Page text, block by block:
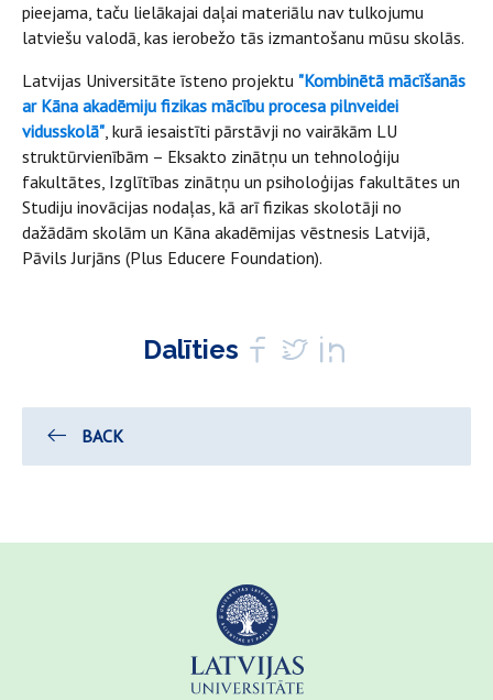
pieejama, taču lielākajai daļai materiālu nav tulkojumu
latviešu valodā, kas ierobežo tās izmantošanu mūsu skolās.
Latvijas Universitāte īsteno projektu "Kombinētā mācīšanās
ar Kāna akadēmiju fizikas mācību procesa pilnveidei
vidusskolā", kurā iesaistīti pārstāvji no vairākām LU
struktūrvienībām – Eksakto zinātņu un tehnoloģiju
fakultātes, Izglītības zinātņu un psiholoģijas fakultātes un
Studiju inovācijas nodaļas, kā arī fizikas skolotāji no
dažādām skolām un Kāna akadēmijas vēstnesis Latvijā,
Pāvils Jurjāns (Plus Educere Foundation).
Dalīties
BACK